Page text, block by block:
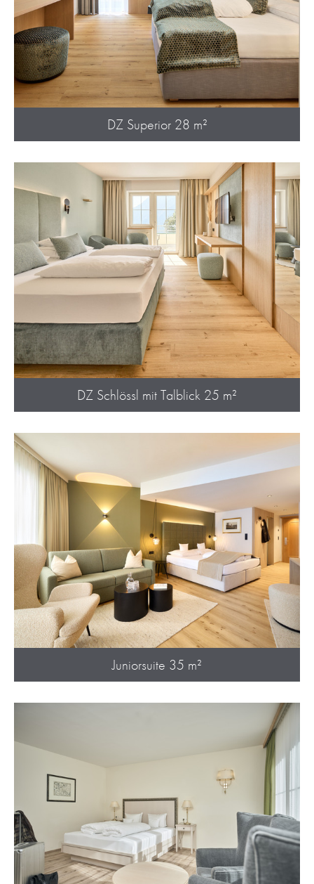
DZ Superior 28 m²
DZ Schlössl mit Talblick 25 m²
Juniorsuite 35 m²